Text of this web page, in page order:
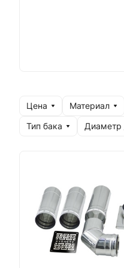
Цена Материал
Тип бака